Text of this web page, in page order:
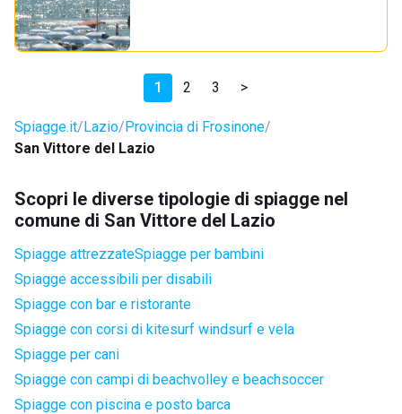
1 2 3 >
Spiagge.it Lazio Provincia di Frosinone
San Vittore del Lazio
Scopri le diverse tipologie di spiagge nel
comune di San Vittore del Lazio
Spiagge attrezzateSpiagge per bambini
Spiagge accessibili per disabili
Spiagge con bar e ristorante
Spiagge con corsi di kitesurf windsurf e vela
Spiagge per cani
Spiagge con campi di beachvolley e beachsoccer
Spiagge con piscina e posto barca